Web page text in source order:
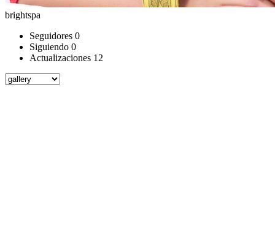
brightspa
Seguidores 0
Siguiendo 0
Actualizaciones 12